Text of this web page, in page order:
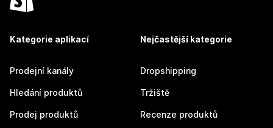
Kategorie aplikací
Prodejní kanály
Hledání produktů
Prodej produktů
Nejčastější kategorie
Dropshipping
Tržiště
Recenze produktů